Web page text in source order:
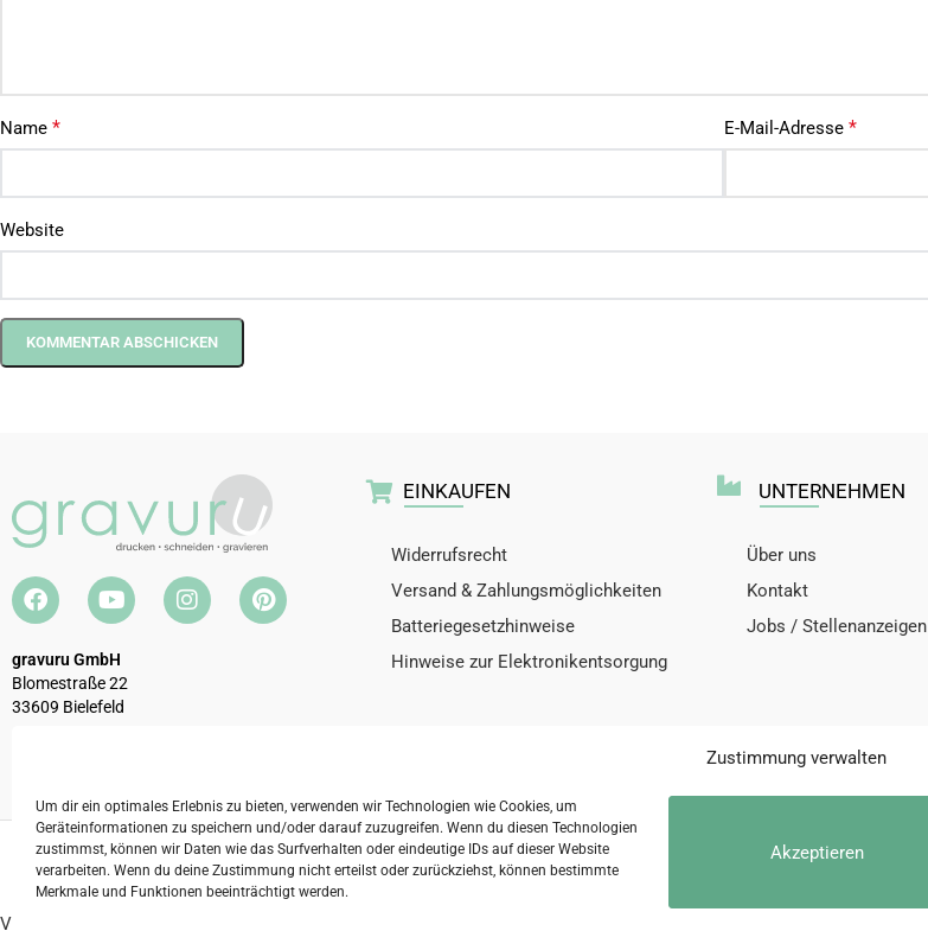
Zustimmung verwalten
Um dir ein optimales Erlebnis zu bieten, verwenden wir Technologien wie Cookies, um
Geräteinformationen zu speichern und/oder darauf zuzugreifen. Wenn du diesen Technologien
zustimmst, können wir Daten wie das Surfverhalten oder eindeutige IDs auf dieser Website
verarbeiten. Wenn du deine Zustimmung nicht erteilst oder zurückziehst, können bestimmte
Merkmale und Funktionen beeinträchtigt werden.
Akzeptieren
Name * E-Mail-Adresse *
Website
gravuru GmbH
Blomestraße 22
33609 Bielefeld
EINKAUFEN
Widerrufsrecht
Versand & Zahlungsmöglichkeiten
Batteriegesetzhinweise
Hinweise zur Elektronikentsorgung
UNTERNEHMEN
Über uns
Kontakt
Jobs / Stellenanzeigen
2026 © gravuru GmbH ImpressumAGBDatenschutzerklärung
Vertrag widerrufen